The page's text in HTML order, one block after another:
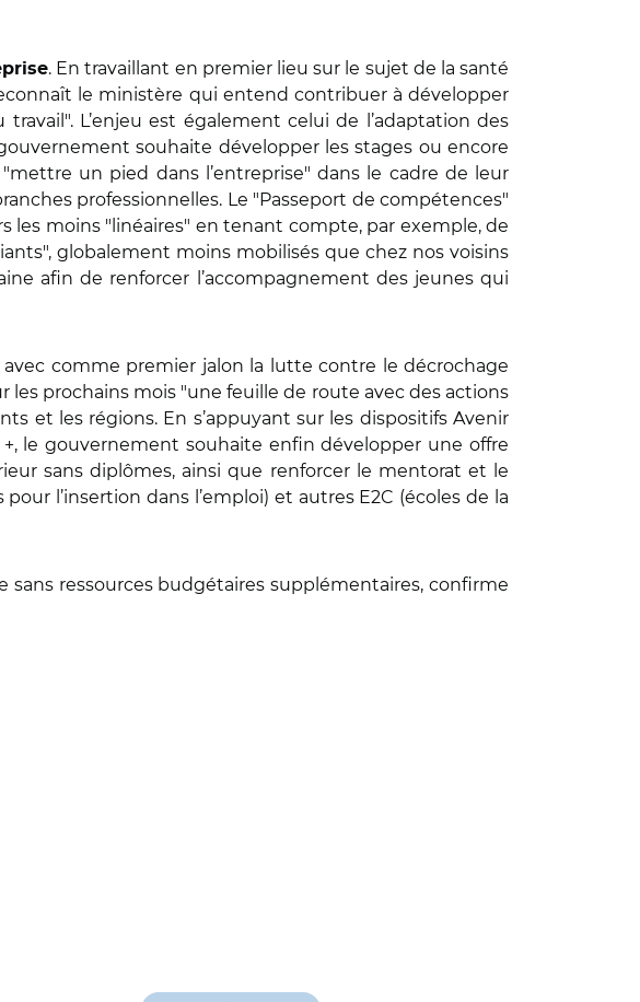
. En travaillant en premier lieu sur le sujet de la santé
le ministère qui entend contribuer à développer
L’enjeu est également celui de l’adaptation des
souhaite développer les stages ou encore
un pied dans l’entreprise" dans le cadre de leur
professionnelles. Le "Passeport de compétences"
les moins "linéaires" en tenant compte, par exemple, de
globalement moins mobilisés que chez nos voisins
afin de renforcer l’accompagnement des jeunes qui
avec comme premier jalon la lutte contre le décrochage
prochains mois "une feuille de route avec des actions
et les régions. En s’appuyant sur les dispositifs Avenir
le gouvernement souhaite enfin développer une offre
sans diplômes, ainsi que renforcer le mentorat et le
l’insertion dans l’emploi) et autres E2C (écoles de la
sans ressources budgétaires supplémentaires, confirme